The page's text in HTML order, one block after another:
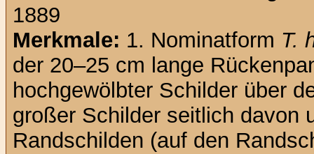
1889
Merkmale: 1. Nominatform T.
der 20–25 cm lange
hochgewölbter Schilder über
großer Schilder seitlich davon
Randschilden (auf den